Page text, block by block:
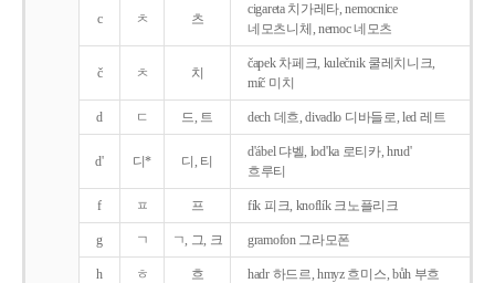
c ㅊ 츠
cigareta 치가레타, nemocnice
네모츠니체, nemoc 네모츠
č ㅊ 치
čapek 차페크, kulečnik 쿨레치니크,
míč 미치
d ㄷ 드, 트 dech 데흐, divadlo 디바들로, led 레트
d' 디* 디, 티
d'ábel 댜벨, lod'ka 로티카, hrud'
흐루티
f ㅍ 프 fík 피크, knoflík 크노플리크
g ㄱ ㄱ, 그, 크 gramofon 그라모폰
h ㅎ 흐 hadr 하드르, hmyz 흐미스, bůh 부흐